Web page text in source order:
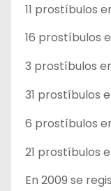
11 prostíbulos
16 prostíbulos
3 prostíbulos
31 prostíbulos
6 prostíbulos
21 prostíbulos
En 2009 se